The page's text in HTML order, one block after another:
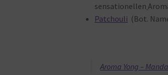
sensationellen
Patchouli (Bot.
Aroma Yong –